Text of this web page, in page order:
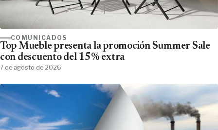
COMUNICADOS
Top Mueble presenta la promoción Summer Sale
con descuento del 15% extra
7 de agosto de 2026